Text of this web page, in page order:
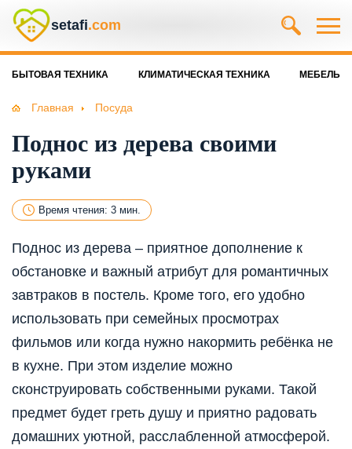
setafi.com
БЫТОВАЯ ТЕХНИКА КЛИМАТИЧЕСКАЯ ТЕХНИКА МЕБЕЛЬ
Главная Посуда
Поднос из дерева своими
руками
Время чтения: 3 мин.
Поднос из дерева – приятное дополнение к
обстановке и важный атрибут для романтичных
завтраков в постель. Кроме того, его удобно
использовать при семейных просмотрах
фильмов или когда нужно накормить ребёнка не
в кухне. При этом изделие можно
сконструировать собственными руками. Такой
предмет будет греть душу и приятно радовать
домашних уютной, расслабленной атмосферой.